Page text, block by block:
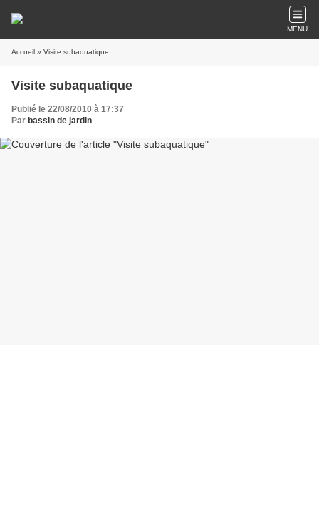
MENU
Accueil » Visite subaquatique
Visite subaquatique
Publié le 22/08/2010 à 17:37
Par bassin de jardin